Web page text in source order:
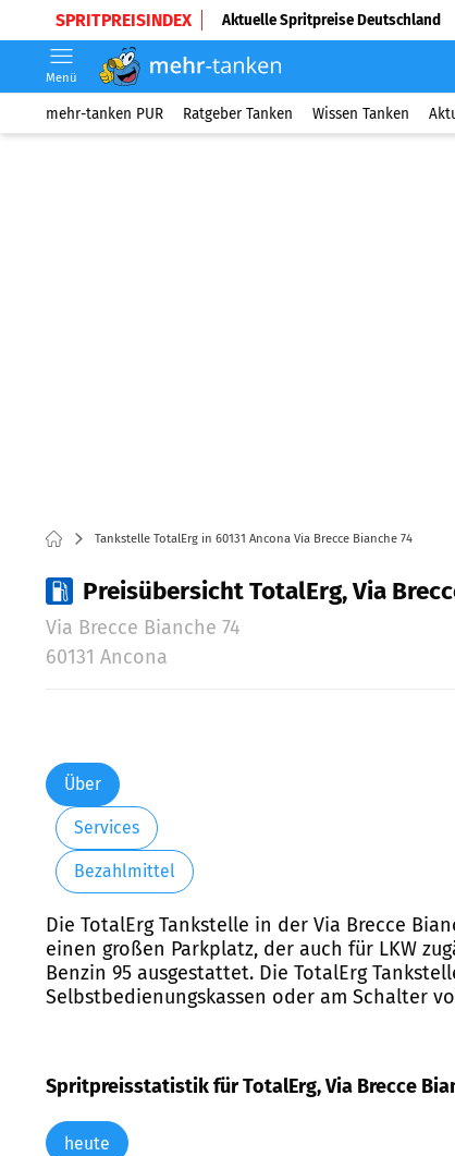
SPRITPREISINDEX Aktuelle Spritpreise Deutschland
Menü
mehr-tanken PUR Ratgeber Tanken Wissen Tanken
Tankstelle TotalErg in 60131 Ancona Via Brecce Bianche 74
Preisübersicht TotalErg, Via
Via Brecce Bianche 74
60131 Ancona
Über
Services
Bezahlmittel
Die TotalErg Tankstelle in der Via Brecce
einen großen Parkplatz, der auch für LKW
Benzin 95 ausgestattet. Die TotalErg
Selbstbedienungskassen oder am Schalter
Spritpreisstatistik für TotalErg, Via Brecce
heute